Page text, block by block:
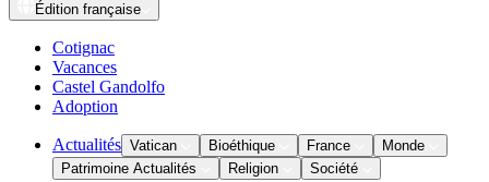
Édition française
Cotignac
Vacances
Castel Gandolfo
Adoption
Actualités Vatican Bioéthique France
Monde
Patrimoine Actualités
Religion Société